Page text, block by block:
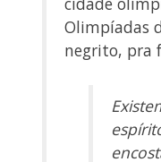
Olimpíadas
negrito, pra